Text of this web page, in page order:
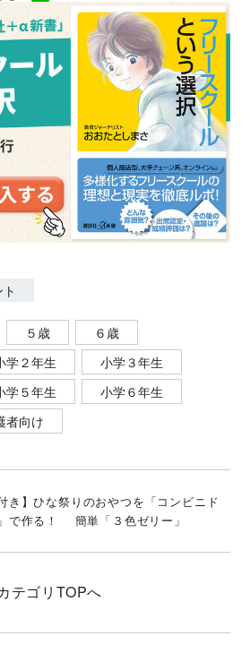
５歳
６歳
学２年生
小学３年生
学５年生
小学６年生
者向け
き】ひな祭りのおやつを「コンビニド
で作る！ 簡単「３色ゼリー」
テゴリ TOPへ